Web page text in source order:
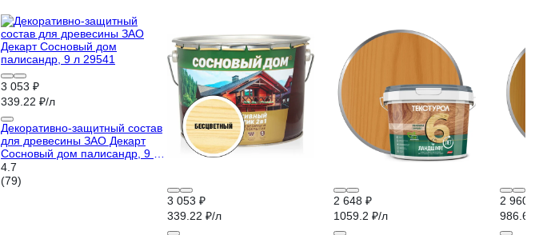
3 053 ₽
339.22 ₽/л
Декоративно-защитный состав
для древесины ЗАО Декарт
Сосновый дом палисандр, 9 л
29541
4.7
(79)
3 053 ₽
339.22 ₽/л
2 648 ₽
1059.2 ₽/л
2 960 ₽
986.67 ₽/